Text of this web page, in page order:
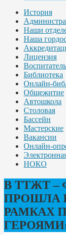
История
Наши
Наша
Лицензия
Библиотека
Онлайн-
Общежитие
Автошкола
Столовая
Бассейн
Мастерские
Вакансии
Онлайн-
НОКО
В ТТЖТ –
ПРОШЛА
РАМКАХ